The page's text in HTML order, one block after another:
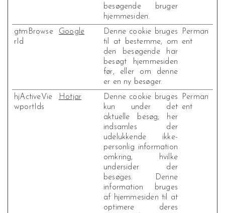
besøgende bruger
hjemmesiden.
gtmBrowse
rId
Google
Denne cookie bruges
til at bestemme, om
den besøgende har
besøgt hjemmesiden
før, eller om denne
er en ny besøger.
Perman
ent
hjActiveVie
wportIds
Hotjar
Denne cookie bruges
kun under det
aktuelle besøg; her
indsamles der
udelukkende ikke-
personlig information
omkring, hvilke
undersider der
besøges. Denne
information bruges
af hjemmesiden til at
optimere deres
Perman
ent